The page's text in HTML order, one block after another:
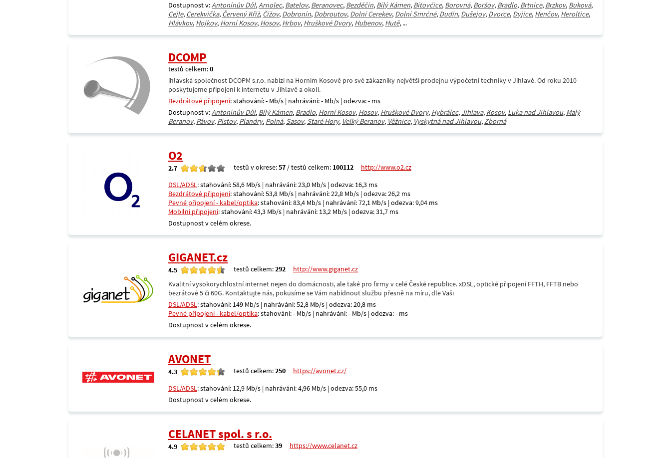
Dostupnost v:Antonínův Důl,Arnolec, Batelov, Beranovec, Bezděčín, Bílý Kámen, Bítovčice, Borovná, Boršov, Bradlo, Brtnice, Brzkov, Buková,
Cejle, Cerekvička, Červený Kříž, Čížov, Dobronín, Dobroutov, Dolní Cerekev, Dolní Smrčné, Dudín, Dušejov, Dvorce, Dyjice, Henčov, Heroltice,
Hlávkov, Hojkov, Horní Kosov, Hosov, Hrbov, Hruškové Dvory, Hubenov, Hutě, ...
DCOMP
testů celkem:0
ihlavská společnost DCOPM s.r.o. nabízí na Horním Kosově pro své zákazníky největší prodejnu výpočetní techniky v Jihlavě. Od roku 2010
poskytujeme připojení k internetu v Jihlavě a okolí.
Bezdrátové připojení: stahování: - Mb/s | nahrávání: - Mb/s | odezva: - ms
Dostupnost v:Antonínův Důl, Bílý Kámen, Bradlo, Horní Kosov, Hosov, Hruškové Dvory, Hybrálec, Jihlava, Kosov, Luka nad Jihlavou, Malý
Beranov, Pávov, Pístov, Plandry, Polná, Sasov, Staré Hory, Velký Beranov, Věžnice, Vyskytná nad Jihlavou,Zborná
O2
2.7 testů v okrese:57 / testů celkem: 100112
http://www.o2.cz
DSL/ADSL: stahování: 58,6 Mb/s | nahrávání: 23,0 Mb/s | odezva: 16,3 ms
Bezdrátové připojení: stahování: 53,8 Mb/s | nahrávání: 22,8 Mb/s | odezva: 26,2 ms
Pevné připojení - kabel/optika: stahování: 83,4 Mb/s | nahrávání: 72,1 Mb/s | odezva: 9,04 ms
Mobilní připojení: stahování: 43,3 Mb/s | nahrávání: 13,2 Mb/s | odezva: 31,7 ms
Dostupnost v celém okrese.
GIGANET.cz
4.5 testů celkem:292
http://www.giganet.cz
Kvalitní vysokorychlostní internet nejen do domácnosti, ale také pro firmy v celé České republice. xDSL, optické připojení FFTH, FFTB nebo
bezrátové 5 či 60G. Kontaktujte nás, pokusíme se Vám nabídnout službu přesně na míru, dle Vaši
DSL/ADSL: stahování: 149 Mb/s | nahrávání: 52,8 Mb/s | odezva: 20,8 ms
Pevné připojení - kabel/optika: stahování: - Mb/s | nahrávání: - Mb/s | odezva: - ms
Dostupnost v celém okrese.
AVONET
4.3 testů celkem:250
https://avonet.cz/
DSL/ADSL: stahování: 12,9 Mb/s | nahrávání: 4,96 Mb/s | odezva: 55,0 ms
Dostupnost v celém okrese.
CELANET spol. s r.o.
4.9 testů celkem:39
https://www.celanet.cz